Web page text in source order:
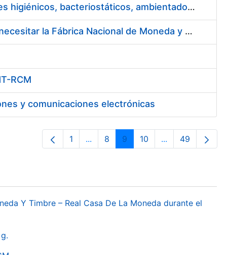
Servicio de puesta a disposición y mantenimiento de contenedores higiénicos, bacteriostáticos, ambientadores, columnas eliminadoras de olores y alfombras antideslizantes para la FNMT-RCM
Servicio de Mensajería Local, Nacional e Internacional que pueda necesitar la Fábrica Nacional de Moneda y Timbre - Real Casa de la Moneda
RCM
y comunicaciones electrónicas
Orrialdea
1 ...Intermediate Pages Use TAB to
Orrialdea
8 Orrialdea
9 Orrialdea
10 ...Intermediate
Orrialdea
49
Y Timbre – Real Casa De La Moneda durante el